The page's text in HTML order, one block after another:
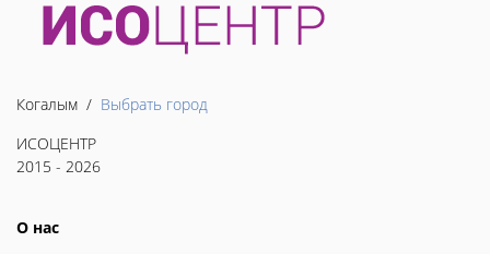
Когалым / Выбрать город
ИСОЦЕНТР
2015 - 2026
О нас